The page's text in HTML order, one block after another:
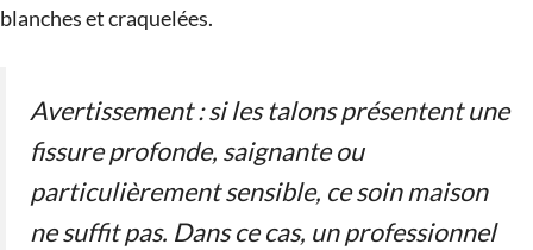
blanches et craquelées.
Avertissement : si les talons présentent une
fissure profonde, saignante ou
particulièrement sensible, ce soin maison
ne suffit pas. Dans ce cas, un professionnel